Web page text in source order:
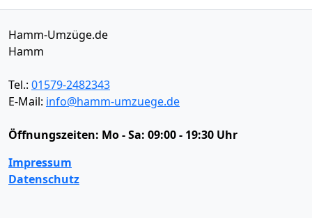
Hamm-Umzüge.de
Hamm
Tel.: 01579-2482343
E-Mail: info@hamm-umzuege.de
Öffnungszeiten: Mo - Sa: 09:00 - 19:30 Uhr
Impressum
Datenschutz